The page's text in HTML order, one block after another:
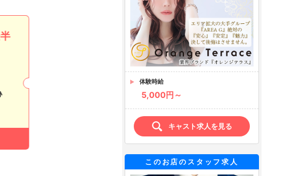
体験時給
5,000円～
キャスト求人を見る
このお店のスタッフ求人